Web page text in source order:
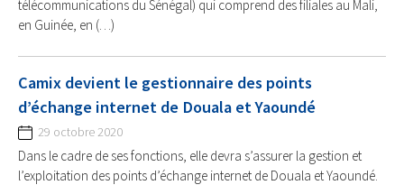
télécommunications du Sénégal) qui comprend des filiales au Mali,
en Guinée, en (…)
Camix devient le gestionnaire des points
d’échange internet de Douala et Yaoundé
29 octobre 2020
Dans le cadre de ses fonctions, elle devra s’assurer la gestion et
l’exploitation des points d’échange internet de Douala et Yaoundé.